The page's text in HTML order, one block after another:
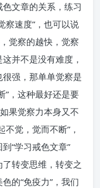
文章的关系，练习
察速度”，也可以说
觉察的越快，觉察
并不是没有难度，
强，那单单觉察是
”，这种最好还是要
果觉察力本身又不
觉，觉而不断”，
“学习戒色文章”
转变思维，转变之
的“免疫力”，我们